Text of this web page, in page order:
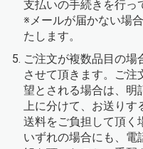
支払いの手続きを行っ
※メールが届かない場
たします。
ご注文が複数品目の場
させて頂きます。ご注
望とされる場合は、明
上に分けて、お送りす
送料をご負担して頂く
いずれの場合にも、電